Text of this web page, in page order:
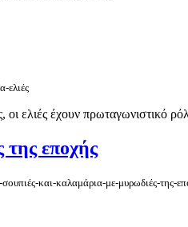
ελιές έχουν πρωταγωνιστικό
της εποχής
και-καλαμάρια-με-μυρωδιές-της-